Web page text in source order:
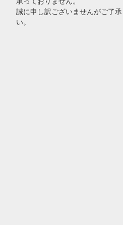
誠に申し訳ございませんがご了
い。